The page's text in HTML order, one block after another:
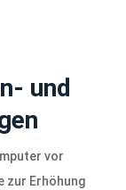
und
vor
zur Erhöhung